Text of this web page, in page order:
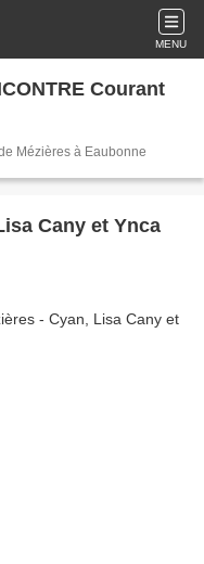
MENU
Courant
Mézières à Eaubonne
Cany et Ynca